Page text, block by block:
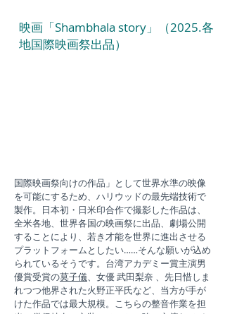
映画「Shambhala story」（2025.各
地国際映画祭出品）
国際映画祭向けの作品」として世界水準の映像
を可能にするため、ハリウッドの最先端技術で
製作。日本初・日米印合作で撮影した作品は、
全米各地、世界各国の映画祭に出品、劇場公開
することにより、若き才能を世界に進出させる
プラットフォームとしたい……そんな願いが込め
られているそうです。台湾アカデミー賞主演男
優賞受賞の莫子儀、女優 武田梨奈 、先日惜しま
れつつ他界された火野正平氏など、当方が手が
けた作品では最大規模。こちらの整音作業を担